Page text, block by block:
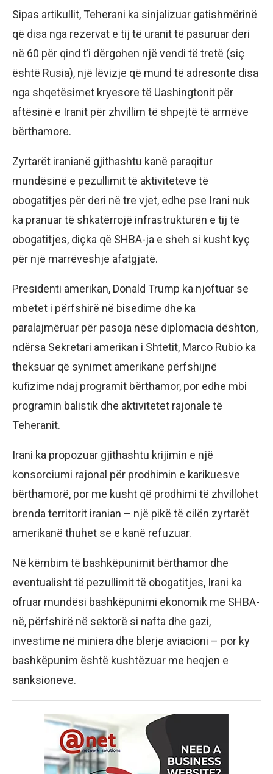
Sipas artikullit, Teherani ka sinjalizuar gatishmërinë
që disa nga rezervat e tij të uranit të pasuruar deri
në 60 për qind t’i dërgohen një vendi të tretë (siç
është Rusia), një lëvizje që mund të adresonte disa
nga shqetësimet kryesore të Uashingtonit për
aftësinë e Iranit për zhvillim të shpejtë të armëve
bërthamore.
Zyrtarët iranianë gjithashtu kanë paraqitur
mundësinë e pezullimit të aktiviteteve të
obogatitjes për deri në tre vjet, edhe pse Irani nuk
ka pranuar të shkatërrojë infrastrukturën e tij të
obogatitjes, diçka që SHBA-ja e sheh si kusht kyç
për një marrëveshje afatgjatë.
Presidenti amerikan, Donald Trump ka njoftuar se
mbetet i përfshirë në bisedime dhe ka
paralajmëruar për pasoja nëse diplomacia dështon,
ndërsa Sekretari amerikan i Shtetit, Marco Rubio ka
theksuar që synimet amerikane përfshijnë
kufizime ndaj programit bërthamor, por edhe mbi
programin balistik dhe aktivitetet rajonale të
Teheranit.
Irani ka propozuar gjithashtu krijimin e një
konsorciumi rajonal për prodhimin e karikuesve
bërthamorë, por me kusht që prodhimi të zhvillohet
brenda territorit iranian – një pikë të cilën zyrtarët
amerikanë thuhet se e kanë refuzuar.
Në këmbim të bashkëpunimit bërthamor dhe
eventualisht të pezullimit të obogatitjes, Irani ka
ofruar mundësi bashkëpunimi ekonomik me SHBA-
në, përfshirë në sektorë si nafta dhe gazi,
investime në miniera dhe blerje aviacioni – por ky
bashkëpunim është kushtëzuar me heqjen e
sanksioneve.